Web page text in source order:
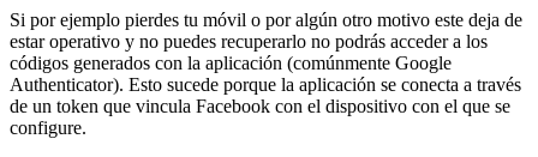
Si por ejemplo pierdes tu móvil o por algún otro motivo este deja de
estar operativo y no puedes recuperarlo no podrás acceder a los
códigos generados con la aplicación (comúnmente Google
Authenticator). Esto sucede porque la aplicación se conecta a través
de un token que vincula Facebook con el dispositivo con el que se
configure.